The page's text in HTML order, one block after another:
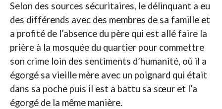
Selon des sources sécuritaires, le délinquant a eu
des différends avec des membres de sa famille et
a profité de l’absence du père qui est allé faire la
prière à la mosquée du quartier pour commettre
son crime loin des sentiments d’humanité, où il a
égorgé sa vieille mère avec un poignard qui était
dans sa poche puis il est a battu sa sœur et l’a
égorgé de la même manière.